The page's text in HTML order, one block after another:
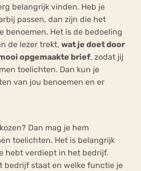
belangrijk vinden. Heb je
passen, dan zijn die het
benoemen. Het is de bedoeling
de lezer trekt, wat je doet door
opgemaakte brief, zodat jij
toelichten. Dan kun je
van jou benoemen en er
Dan mag je hem
toelichten. Het is belangrijk
hebt verdiept in het bedrijf.
bedrijf staat en welke functie je